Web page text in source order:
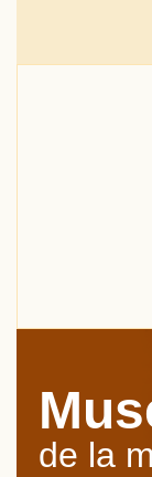
de la